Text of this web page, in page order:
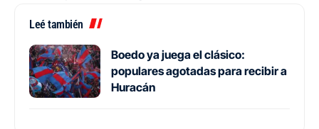
Leé también
Boedo ya juega el clásico:
populares agotadas para recibir a
Huracán